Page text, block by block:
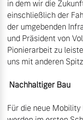
in dem wir die
einschließlich der
der umgebenden
und Präsident von
Pionierarbeit zu
uns mit anderen
Nachhaltiger Bau
Für die neue